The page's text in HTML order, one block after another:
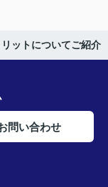
ットについてご紹介
問い合わせ